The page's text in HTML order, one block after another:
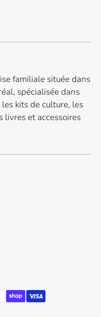
familiale située dans
spécialisée dans
kits de culture, les
livres et accessoires